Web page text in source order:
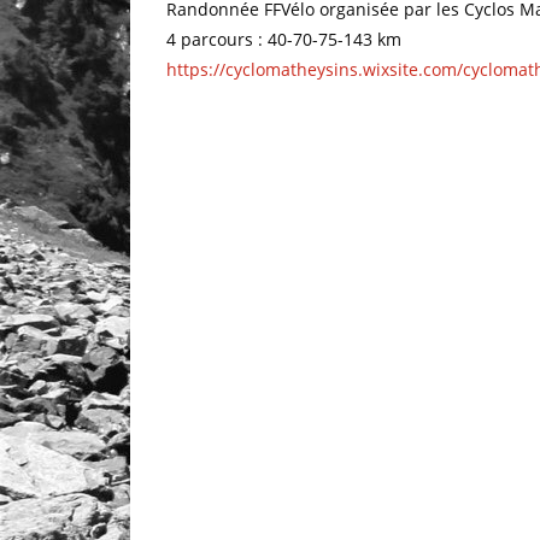
Randonnée FFVélo organisée par les Cyclos
4 parcours : 40-70-75-143 km
https://cyclomatheysins.wixsite.com/